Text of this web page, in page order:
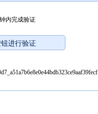
内完成验证